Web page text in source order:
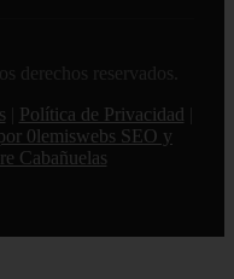
derechos reservados.
Política de Privacidad
0lemiswebs SEO y
Cabañuelas